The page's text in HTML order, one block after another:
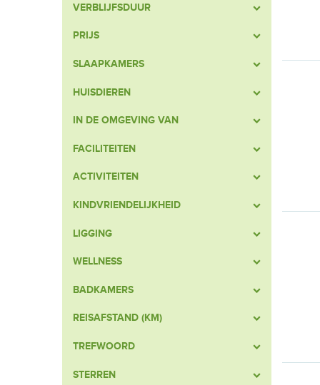
VERBLIJFSDUUR
PRIJS
SLAAPKAMERS
HUISDIEREN
IN DE OMGEVING VAN
FACILITEITEN
ACTIVITEITEN
KINDVRIENDELIJKHEID
LIGGING
WELLNESS
BADKAMERS
REISAFSTAND (KM)
TREFWOORD
STERREN